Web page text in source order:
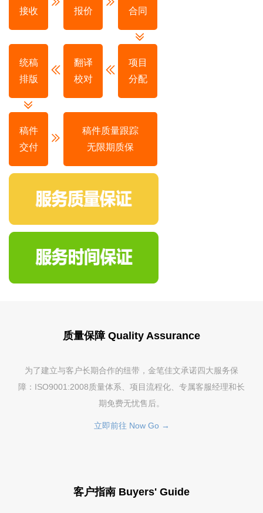
接收
报价
合同
统稿
排版
翻译
校对
项目
分配
稿件
交付
稿件质量跟踪
无限期质保
质量保障 Quality Assurance
为了建立与客户长期合作的纽带，金笔佳文承诺四大服务保
障：ISO9001:2008质量体系、项目流程化、专属客服经理和长
期免费无忧售后。
立即前往 Now Go →
客户指南 Buyers' Guide